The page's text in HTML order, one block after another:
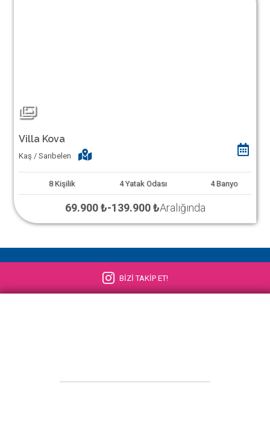
Villa Kova
Kaş / Sarıbelen
8 Kişilik 4 Yatak Odası 4 Banyo
69.900 ₺-139.900 ₺Aralığında
BİZİ TAKİP ET!